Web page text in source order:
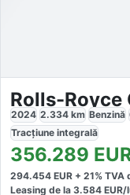
Rolls-Royce
2024 2.334 km Benzină
Tracțiune integrală
356.289
294.454 EUR + 21% TVA
Leasing de la 3.584 EUR/